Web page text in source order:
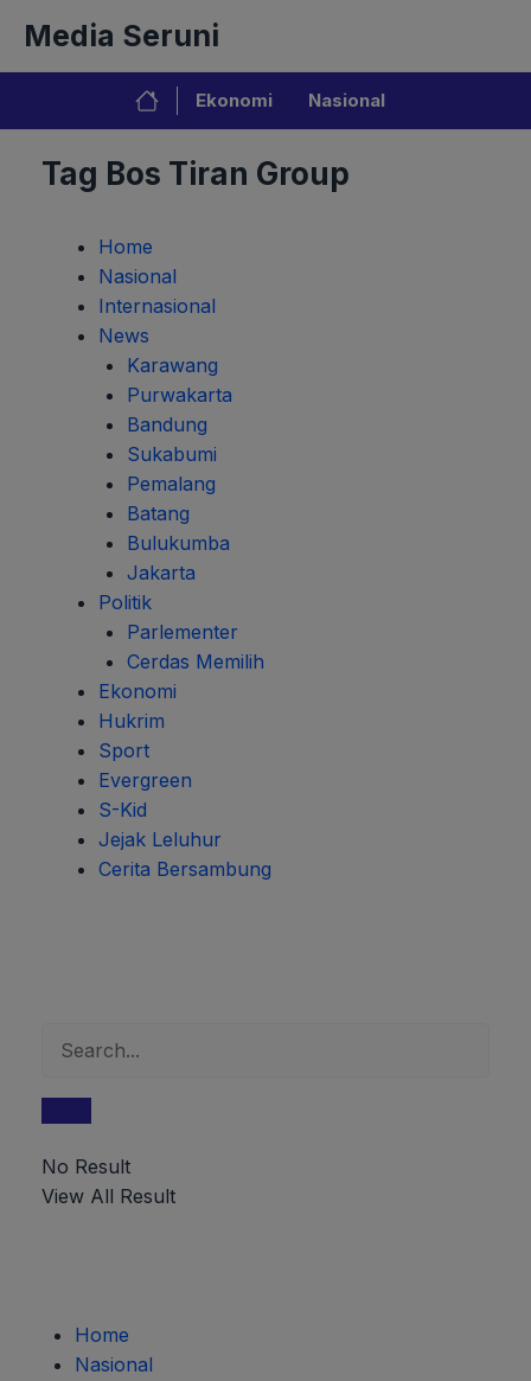
isi
Media Seruni
Ekonomi Nasional
Tag Bos Tiran Group
Home
Nasional
Internasional
News
Karawang
Purwakarta
Bandung
Sukabumi
Pemalang
Batang
Bulukumba
Jakarta
Politik
Parlementer
Cerdas Memilih
Ekonomi
Hukrim
Sport
Evergreen
S-Kid
Jejak Leluhur
Cerita Bersambung
No Result
View All Result
Home
Nasional